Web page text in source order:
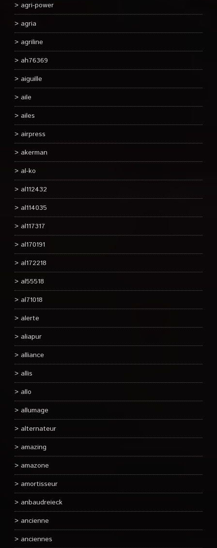
agri-power
agria
agriline
ah76369
aiguille
aile
ailes
airpress
akerman
al-ko
al112432
al114035
al117317
al170191
al172218
al55518
al71018
alerte
aliapur
alliance
allis
allo
allumage
alternateur
amazing
amazone
amortisseur
anbaudreieck
ancienne
anciennes